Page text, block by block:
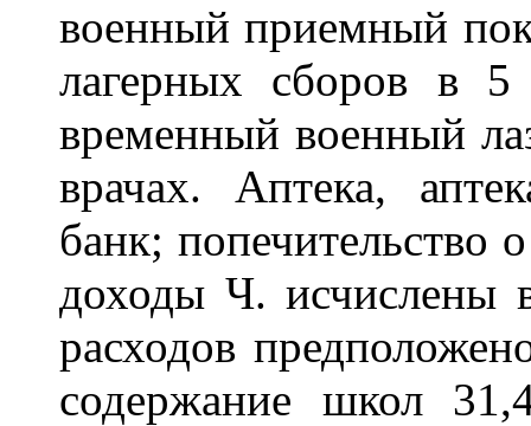
военный приемный
лагерных сборов в 5
временный военный
врачах. Аптека,
банк; попечительство
доходы Ч. исчислены
расходов
содержание школ